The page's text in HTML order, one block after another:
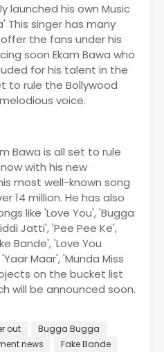
launched his own Music
This singer has many
the fans under his
soon Ekam Bawa who
for his talent in the
to rule the Bollywood
voice.
Bawa is all set to rule
with his new
most well-known song
14 million. He has also
like 'Love You', 'Bugga
Jatti', 'Pee Pee Ke',
Bande', 'Love You
Maar', 'Munda Miss
on the bucket list
will be announced soon.
out
Bugga Bugga
news
Fake Bande